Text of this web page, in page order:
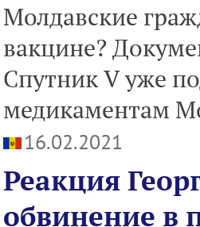
Молдавские
вакцине?
Спутник V уже
медикаментам
16.02.2021
Реакция
обвинение в